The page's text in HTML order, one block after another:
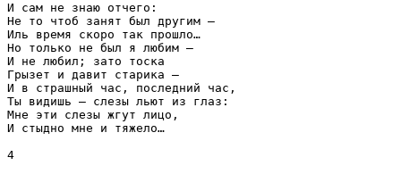
И сам не знаю отчего:
Не то чтоб занят был другим —
Иль время скоро так прошло…
Но только не был я любим —
И не любил; зато тоска
Грызет и давит старика —
И в страшный час, последний час,
Ты видишь — слезы льют из глаз:
Мне эти слезы жгут лицо,
И стыдно мне и тяжело…
4